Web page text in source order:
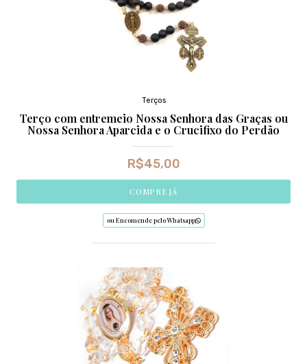
Terços
Terço com entremeio Nossa Senhora das Graças ou
Nossa Senhora Aparcida e o Crucifixo do Perdão
R$45,00
COMPRE JÁ
ou Encomende pelo Whatsapp